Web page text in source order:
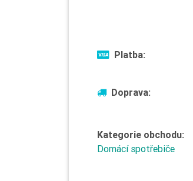
Platba:
Doprava:
Kategorie obchodu:
Domácí spotřebiče